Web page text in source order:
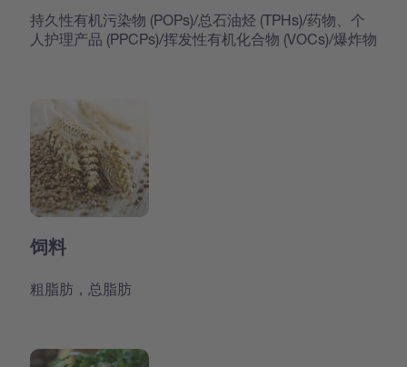
持久性有机污染物 (POPs)/总石油烃 (TPHs)/药物、个
人护理产品 (PPCPs)/挥发性有机化合物 (VOCs)/爆炸物
饲料
粗脂肪，总脂肪